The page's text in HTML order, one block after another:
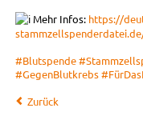
Mehr Infos: https://
stammzellspenderdatei.de/
#Blutspende
#GegenBlutkrebs
Zurück